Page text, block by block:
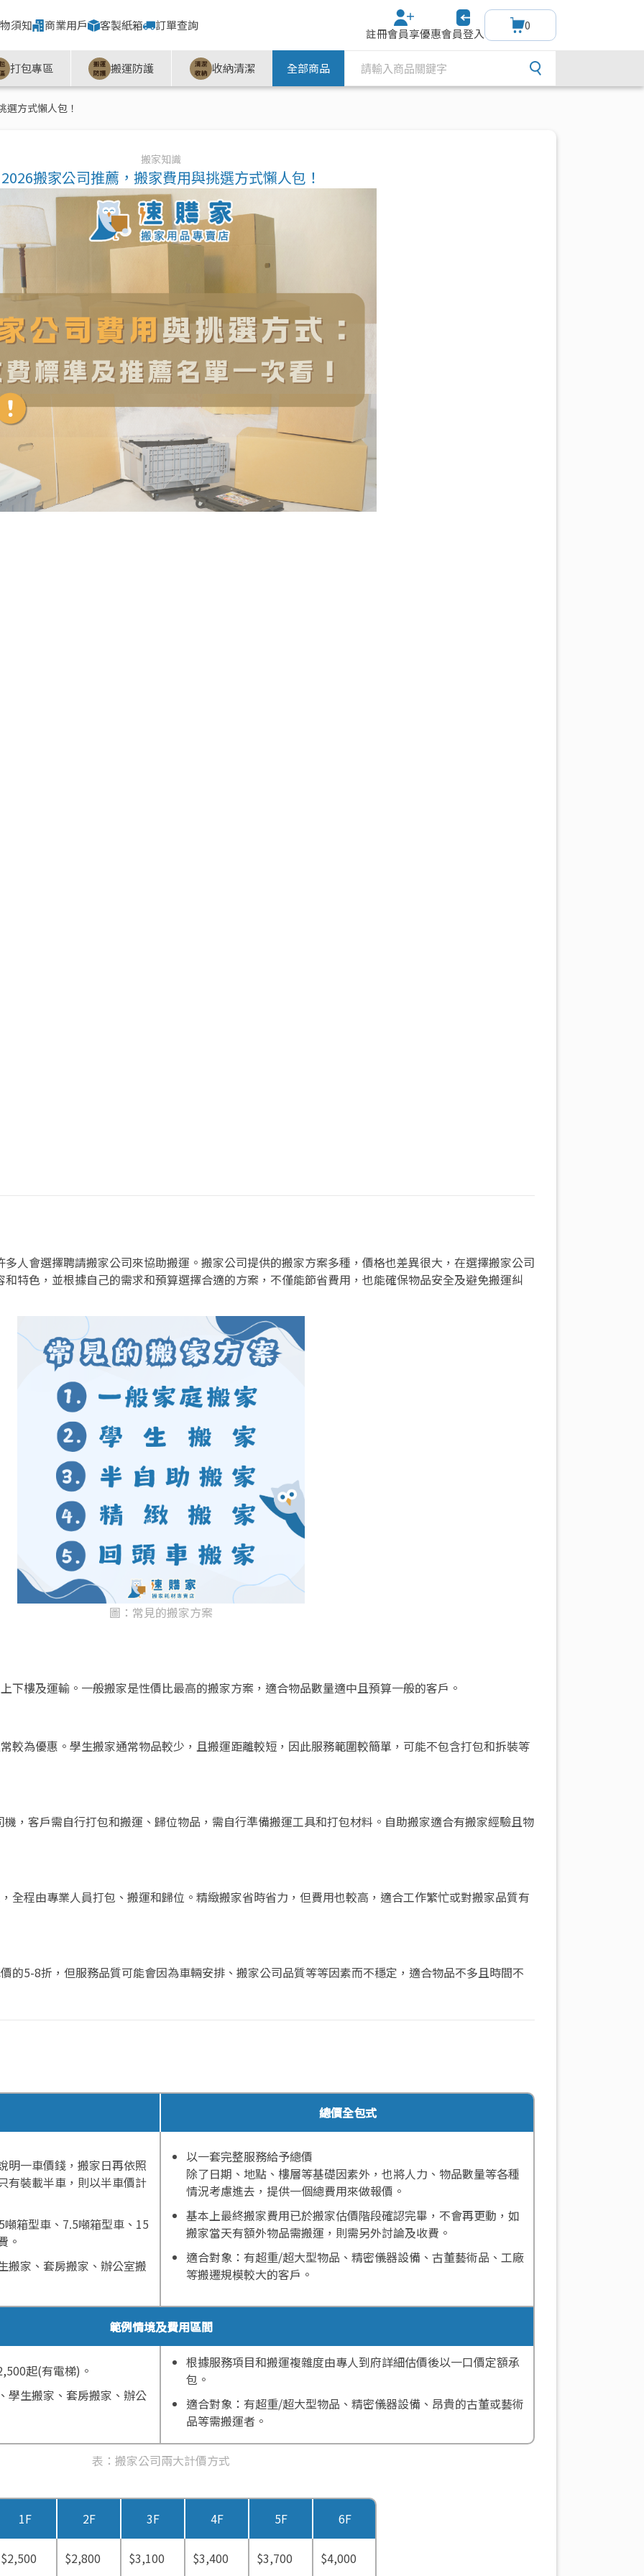
須知 商業用戶 客製紙箱 訂單查詢
註冊會員享優惠會員登入
0
打包專區 搬運防護 收納清潔 全部商品
選方式懶人包！
搬家知識
2026搬家公司推薦，搬家費用與挑選方式懶人包！
人會選擇聘請搬家公司來協助搬運。搬家公司提供的搬家方案多種，價格也差異很大，在選擇搬家公司
特色，並根據自己的需求和預算選擇合適的方案，不僅能節省費用，也能確保物品安全及避免搬運糾
圖：常見的搬家方案
下樓及運輸。一般搬家是性價比最高的搬家方案，適合物品數量適中且預算一般的客戶。
較為優惠。學生搬家通常物品較少，且搬運距離較短，因此服務範圍較簡單，可能不包含打包和拆裝等
，客戶需自行打包和搬運、歸位物品，需自行準備搬運工具和打包材料。自助搬家適合有搬家經驗且物
全程由專業人員打包、搬運和歸位。精緻搬家省時省力，但費用也較高，適合工作繁忙或對搬家品質有
的5-8折，但服務品質可能會因為車輛安排、搬家公司品質等等因素而不穩定，適合物品不多且時間不
總價全包式
明一車價錢，搬家日再依照
有裝載半車，則以半車價計
箱型車、7.5噸箱型車、15
。
搬家、套房搬家、辦公室搬
以一套完整服務給予總價
除了日期、地點、樓層等基礎因素外，也將人力、物品數量等各種
情況考慮進去，提供一個總費用來做報價。
基本上最終搬家費用已於搬家估價階段確認完畢，不會再更動，如
搬家當天有額外物品需搬運，則需另外討論及收費。
適合對象：有超重/超大型物品、精密儀器設備、古董藝術品、工廠
等搬遷規模較大的客戶。
範例情境及費用區間
起(有電梯)。
學生搬家、套房搬家、辦公
根據服務項目和搬運複雜度由專人到府詳細估價後以一口價定額承
包。
適合對象：有超重/超大型物品、精密儀器設備、昂貴的古董或藝術
品等需搬運者。
表：搬家公司兩大計價方式
1F 2F 3F 4F 5F 6F
$2,500 $2,800 $3,100 $3,400 $3,700 $4,000